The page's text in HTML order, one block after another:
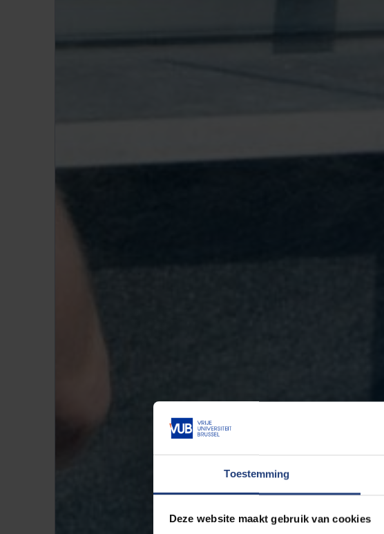
Toestemming
Deze website maakt gebruik van cookies